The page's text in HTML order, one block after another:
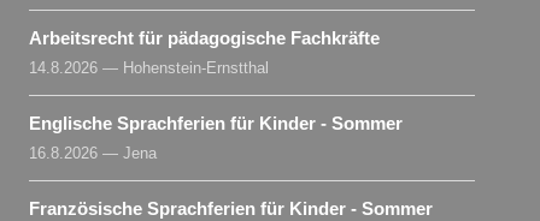
Arbeitsrecht für pädagogische Fachkräfte
14.8.2026 — Hohenstein-Ernstthal
Englische Sprachferien für Kinder - Sommer
16.8.2026 — Jena
Französische Sprachferien für Kinder - Sommer